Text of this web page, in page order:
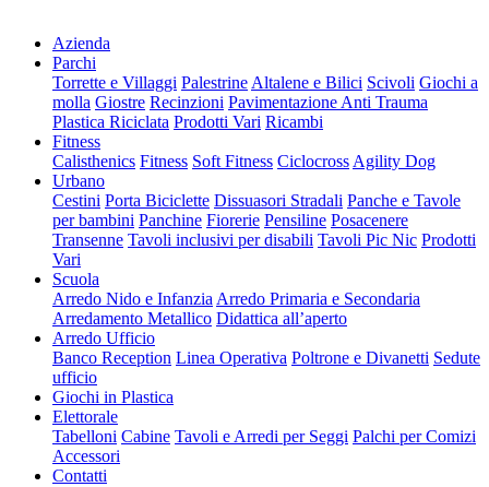
Azienda
Parchi
Torrette e Villaggi Palestrine Altalene e Bilici Scivoli Giochi a
molla Giostre Recinzioni Pavimentazione Anti Trauma
Plastica Riciclata Prodotti Vari Ricambi
Fitness
Calisthenics Fitness Soft Fitness Ciclocross Agility Dog
Urbano
Cestini Porta Biciclette Dissuasori Stradali Panche e Tavole
per bambini Panchine Fiorerie Pensiline Posacenere
Transenne Tavoli inclusivi per disabili Tavoli Pic Nic Prodotti
Vari
Scuola
Arredo Nido e Infanzia Arredo Primaria e Secondaria
Arredamento Metallico Didattica all’aperto
Arredo Ufficio
Banco Reception Linea Operativa Poltrone e Divanetti Sedute
ufficio
Giochi in Plastica
Elettorale
Tabelloni Cabine Tavoli e Arredi per Seggi Palchi per Comizi
Accessori
Contatti